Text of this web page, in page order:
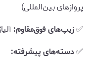
پروازهای بین‌المللی)
✅زیپ‌های فوق‌مقاوم:
✅دسته‌های پیشرفته: